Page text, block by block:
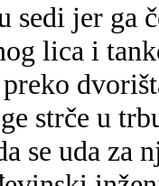
sedi jer ga
lica i
strče u
se uda za